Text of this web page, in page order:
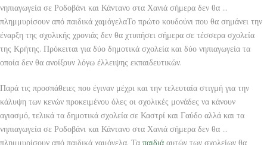
νηπιαγωγεία σε Ροδοβάνι και Κάντανο στα Χανιά σήμερα δεν θα …
πλημμυρίσουν από παιδικά χαμόγελαΤο πρώτο κουδούνι που θα σημάνει την
έναρξη της σχολικής χρονιάς δεν θα χτυπήσει σήμερα σε τέσσερα σχολεία
της Κρήτης. Πρόκειται για δύο δημοτικά σχολεία και δύο νηπιαγωγεία τα
οποία δεν θα ανοίξουν λόγω έλλειψης εκπαιδευτικών.
Παρά τις προσπάθειες που έγιναν μέχρι και την τελευταία στιγμή για την
κάλυψη των κενών προκειμένου όλες οι σχολικές μονάδες να κάνουν
αγιασμό, τελικά τα δημοτικά σχολεία σε Καστρί και Γαύδο αλλά και τα
νηπιαγωγεία σε Ροδοβάνι και Κάντανο στα Χανιά σήμερα δεν θα …
πλημμυρίσουν από παιδικά χαμόγελα. Τα παιδιά αυτών των σχολείων θα